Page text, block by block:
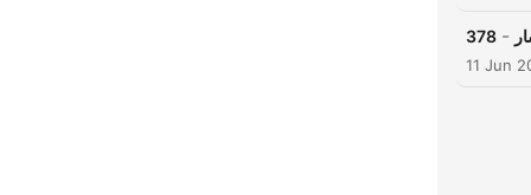
378 -
11 Jun